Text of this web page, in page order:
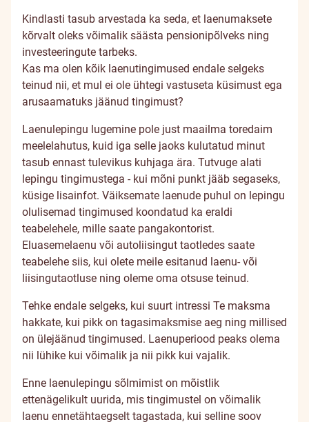
Kindlasti tasub arvestada ka seda, et laenumaksete
kõrvalt oleks võimalik säästa pensionipõlveks ning
investeeringute tarbeks.
Kas ma olen kõik laenutingimused endale selgeks
teinud nii, et mul ei ole ühtegi vastuseta küsimust ega
arusaamatuks jäänud tingimust?
Laenulepingu lugemine pole just maailma toredaim
meelelahutus, kuid iga selle jaoks kulutatud minut
tasub ennast tulevikus kuhjaga ära. Tutvuge alati
lepingu tingimustega - kui mõni punkt jääb segaseks,
küsige lisainfot. Väiksemate laenude puhul on lepingu
olulisemad tingimused koondatud ka eraldi
teabelehele, mille saate pangakontorist.
Eluasemelaenu või autoliisingut taotledes saate
teabelehe siis, kui olete meile esitanud laenu- või
liisingutaotluse ning oleme oma otsuse teinud.
Tehke endale selgeks, kui suurt intressi Te maksma
hakkate, kui pikk on tagasimaksmise aeg ning millised
on ülejäänud tingimused. Laenuperiood peaks olema
nii lühike kui võimalik ja nii pikk kui vajalik.
Enne laenulepingu sõlmimist on mõistlik
ettenägelikult uurida, mis tingimustel on võimalik
laenu ennetähtaegselt tagastada, kui selline soov